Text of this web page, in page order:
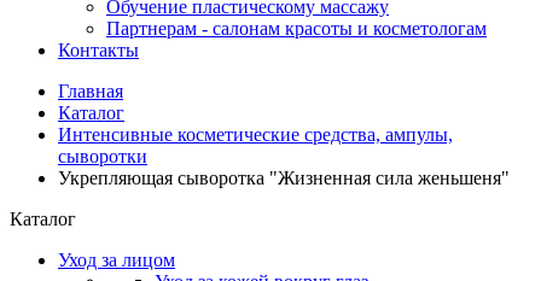
Обучение пластическому массажу
Партнерам - салонам красоты и косметологам
Контакты
Главная
Каталог
Интенсивные косметические средства, ампулы,
сыворотки
Укрепляющая сыворотка "Жизненная сила женьшеня"
Каталог
Уход за лицом